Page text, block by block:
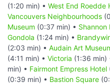
(1:20 min) • West End Roedde
Vancouvers Neighbourhoods
Museum (0:37 min) • Shannon
Gondola (1:24 min) •
(2:03 min) • Audain Art
(4:11 min) • Victoria (1:36 min)
min) • Fairmont Empress Hotel
(0:39 min) • Bastion Square